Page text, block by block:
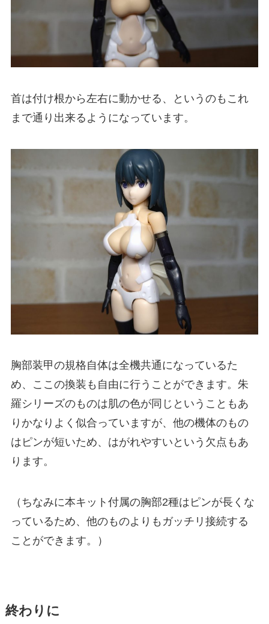
首は付け根から左右に動かせる、というのもこれ
まで通り出来るようになっています。
胸部装甲の規格自体は全機共通になっているた
め、ここの換装も自由に行うことができます。朱
羅シリーズのものは肌の色が同じということもあ
りかなりよく似合っていますが、他の機体のもの
はピンが短いため、はがれやすいという欠点もあ
ります。
（ちなみに本キット付属の胸部2種はピンが長くな
っているため、他のものよりもガッチリ接続する
ことができます。）
終わりに